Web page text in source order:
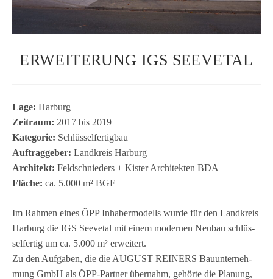
ERWEITERUNG IGS SEEVETAL
Lage: Har­burg
Zeit­raum: 2017 bis 2019
Kate­go­rie: Schlüs­sel­fer­tig­bau
Auf­trag­ge­ber: Land­kreis Har­burg
Archi­tekt: Feld­sch­nie­ders + Kis­ter Archi­tek­ten BDA
Flä­che: ca. 5.000 m² BGF
Im Rah­men eines ÖPP Inha­ber­mo­dells wurde für den Land­kreis
Har­burg die IGS See­ve­tal mit einem moder­nen Neu­bau schlüs­
sel­fer­tig um ca. 5.000 m² erwei­tert.
Zu den Auf­ga­ben, die die AUGUST REINERS Bau­un­ter­neh­
mung GmbH als ÖPP-Part­ner über­nahm, gehörte die Pla­nung,